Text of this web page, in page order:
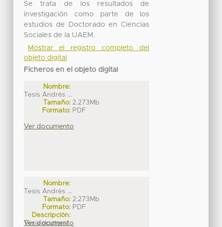
Se trata de los resultados de
investigación como parte de los
estudios de Doctorado en Ciencias
Sociales de la UAEM.
Mostrar el registro completo del
objeto digital
Ficheros en el objeto digital
Nombre:
Tesis Andrés ...
Tamaño: 2.273Mb
Formato: PDF
Ver documento
Nombre:
Tesis Andrés ...
Tamaño: 2.273Mb
Formato: PDF
Descripción:
Tesis doctoral
Ver documento